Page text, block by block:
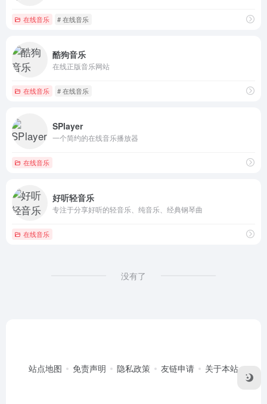
在线音乐 # 在线音乐
酷狗音乐
在线正版音乐网站
在线音乐 # 在线音乐
SPlayer
一个简约的在线音乐播放器
在线音乐
好听轻音乐
专注于分享好听的轻音乐、纯音乐、经典钢琴曲
在线音乐
没有了
站点地图 免责声明 隐私政策 友链申请 关于本站